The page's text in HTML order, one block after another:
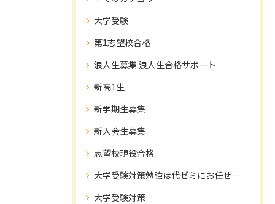
大学受験
第1志望校合格
浪人生募集 浪人生合格サポート
新高1生
新学期生募集
新入会生募集
志望校現役合格
大学受験対策勉強は代ゼミにお任せ下さい！
大学受験対策